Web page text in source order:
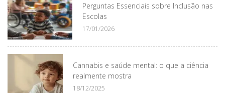
Perguntas Essenciais sobre Inclusão nas
Escolas
17/01/2026
Cannabis e saúde mental: o que a ciência
realmente mostra
18/12/2025